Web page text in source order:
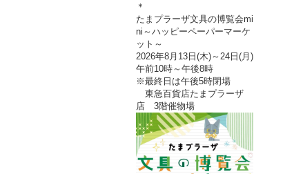
＊
たまプラーザ文具の博覧会mi
ni～ハッピーペーパーマーケ
ット～
2026年8月13日(木)～24日(月)
午前10時～午後8時
※最終日は午後5時閉場
東急百貨店たまプラーザ
店 3階催物場